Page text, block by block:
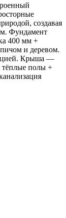
создавая
Фундамент
400 мм +
и деревом.
Крыша —
тёплые полы +